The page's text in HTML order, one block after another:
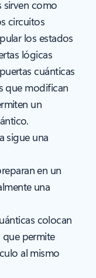
sirven como
circuitos
los estados
lógicas
cuánticas
que modifican
un
sigue una
en un
una
colocan
permite
al mismo